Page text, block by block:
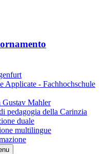
Applicate - Fachhochschule
Gustav Mahler
pedagogia della Carinzia
duale
multilingue